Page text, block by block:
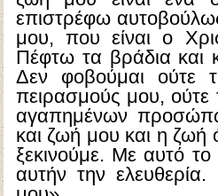
επιστρέφω
μου, που είναι ο
Πέφτω τα βράδια και
Δεν φοβούμαι ούτε
πειρασμούς μου, ούτε
αγαπημένων
και ζωή μου και η ζωή
ξεκινούμε. Με αυτό
αυτήν την